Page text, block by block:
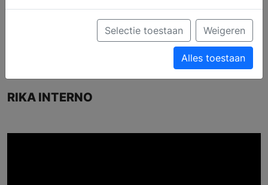
RIKA INTERNO
Selectie toestaan Weigeren
Alles toestaan